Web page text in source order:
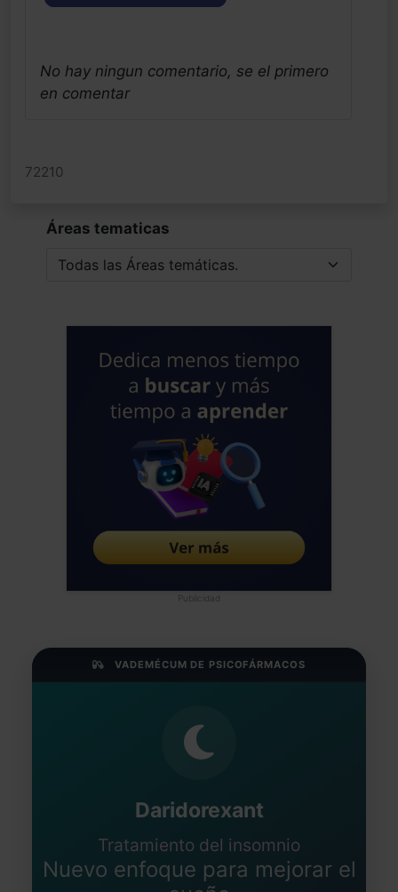
No hay ningun comentario, se el primero
en comentar
72210
Áreas tematicas
Publicidad
VADEMÉCUM DE PSICOFÁRMACOS
Daridorexant
Tratamiento del insomnio
Nuevo enfoque para mejorar el